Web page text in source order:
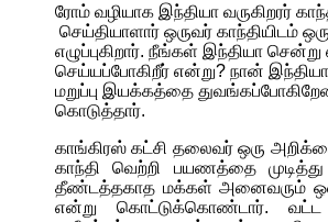
ரோம் வழியாக இந்தியா வருகிறரர்
செய்தியாளார் ஒருவர் காந்தியிடம்
எழுப்புகிறார். நீங்கள் இந்தியா
செய்யப்போகிறீர் என்று? நான்
மறுப்பு இயக்கத்தை
கொடுத்தார்.
காங்கிரஸ் கட்சி தலைவர் ஒரு
காந்தி வெற்றி பயணத்தை முடித்து
தீண்டத்தகாத மக்கள் அனைவரும்
என்று கொட்டுக்கொண்டார். வட்ட